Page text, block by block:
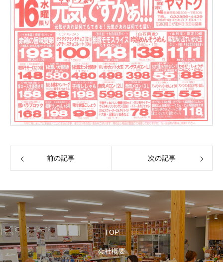
前の記事 次の記事
TOP
会社概要